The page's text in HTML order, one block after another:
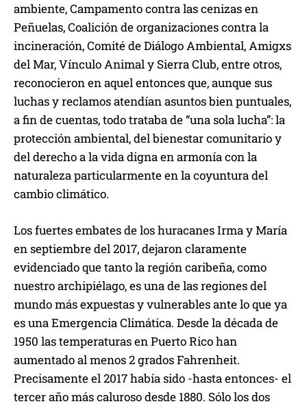
ambiente, Campamento contra las cenizas en
Peñuelas, Coalición de organizaciones contra la
incineración, Comité de Diálogo Ambiental, Amigxs
del Mar, Vínculo Animal y Sierra Club, entre otros,
reconocieron en aquel entonces que, aunque sus
luchas y reclamos atendían asuntos bien puntuales,
a fin de cuentas, todo trataba de “una sola lucha”: la
protección ambiental, del bienestar comunitario y
del derecho a la vida digna en armonía con la
naturaleza particularmente en la coyuntura del
cambio climático.
Los fuertes embates de los huracanes Irma y María
en septiembre del 2017, dejaron claramente
evidenciado que tanto la región caribeña, como
nuestro archipiélago, es una de las regiones del
mundo más expuestas y vulnerables ante lo que ya
es una Emergencia Climática. Desde la década de
1950 las temperaturas en Puerto Rico han
aumentado al menos 2 grados Fahrenheit.
Precisamente el 2017 había sido -hasta entonces- el
tercer año más caluroso desde 1880. Sólo los dos